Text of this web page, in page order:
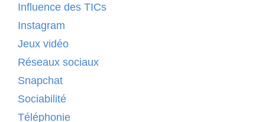
Influence des TICs
Instagram
Jeux vidéo
Réseaux sociaux
Snapchat
Sociabilité
Téléphonie